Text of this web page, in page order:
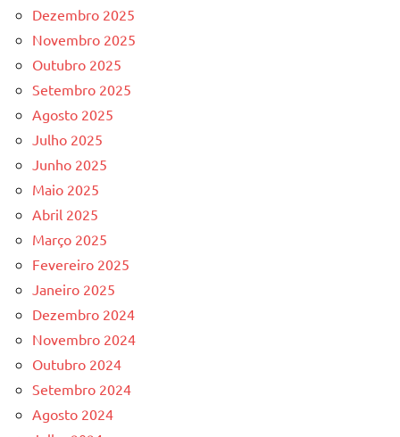
Dezembro 2025
Novembro 2025
Outubro 2025
Setembro 2025
Agosto 2025
Julho 2025
Junho 2025
Maio 2025
Abril 2025
Março 2025
Fevereiro 2025
Janeiro 2025
Dezembro 2024
Novembro 2024
Outubro 2024
Setembro 2024
Agosto 2024